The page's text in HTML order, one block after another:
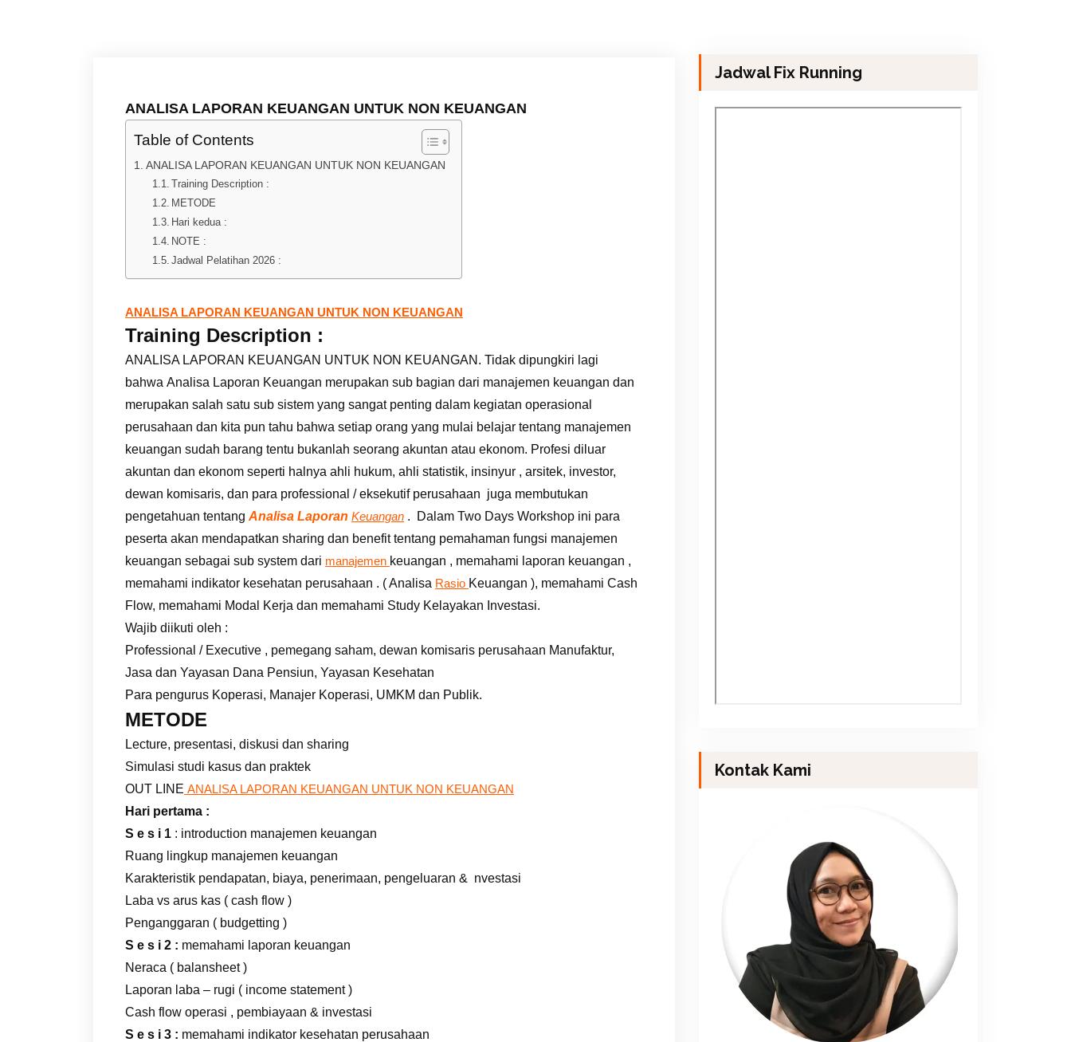
ANALISA LAPORAN KEUANGAN UNTUK NON KEUANGAN
Table of Contents
ANALISA LAPORAN KEUANGAN UNTUK NON KEUANGAN
Training Description :
METODE
Hari kedua :
NOTE :
Jadwal Pelatihan 2026 :
ANALISA LAPORAN KEUANGAN UNTUK NON KEUANGAN
Training Description :
ANALISA LAPORAN KEUANGAN UNTUK NON KEUANGAN. Tidak dipungkiri lagi
bahwa Analisa Laporan Keuangan merupakan sub bagian dari manajemen keuangan dan
merupakan salah satu sub sistem yang sangat penting dalam kegiatan operasional
perusahaan dan kita pun tahu bahwa setiap orang yang mulai belajar tentang manajemen
keuangan sudah barang tentu bukanlah seorang akuntan atau ekonom. Profesi diluar
akuntan dan ekonom seperti halnya ahli hukum, ahli statistik, insinyur , arsitek, investor,
dewan komisaris, dan para professional / eksekutif perusahaan juga membutukan
pengetahuan tentang Analisa Laporan Keuangan . Dalam Two Days Workshop ini para
peserta akan mendapatkan sharing dan benefit tentang pemahaman fungsi manajemen
keuangan sebagai sub system dari manajemen keuangan , memahami laporan keuangan ,
memahami indikator kesehatan perusahaan . ( Analisa Rasio Keuangan ), memahami Cash
Flow, memahami Modal Kerja dan memahami Study Kelayakan Investasi.
Wajib diikuti oleh :
Professional / Executive , pemegang saham, dewan komisaris perusahaan Manufaktur,
Jasa dan Yayasan Dana Pensiun, Yayasan Kesehatan
Para pengurus Koperasi, Manajer Koperasi, UMKM dan Publik.
METODE
Lecture, presentasi, diskusi dan sharing
Simulasi studi kasus dan praktek
OUT LINE ANALISA LAPORAN KEUANGAN UNTUK NON KEUANGAN
Hari pertama :
S e s i 1 : introduction manajemen keuangan
Ruang lingkup manajemen keuangan
Karakteristik pendapatan, biaya, penerimaan, pengeluaran & nvestasi
Laba vs arus kas ( cash flow )
Penganggaran ( budgetting )
S e s i 2 : memahami laporan keuangan
Neraca ( balansheet )
Laporan laba – rugi ( income statement )
Cash flow operasi , pembiayaan & investasi
S e s i 3 : memahami indikator kesehatan perusahaan
Jadwal Fix Running
Kontak Kami